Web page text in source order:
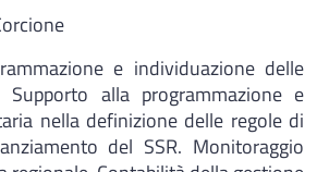
e individuazione delle
Supporto alla programmazione e
nella definizione delle regole di
del SSR. Monitoraggio